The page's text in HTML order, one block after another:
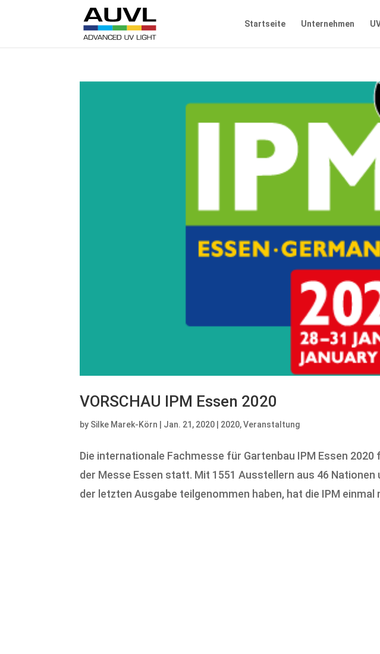
Startseite Unternehmen
VORSCHAU IPM Essen 2020
by Silke Marek-Körn Jan. 21, 2020 2020,Veranstaltung
Die internationale Fachmesse für Gartenbau IPM Essen 2020
der Messe Essen statt. Mit 1551 Ausstellern aus 46 Nationen
der letzten Ausgabe teilgenommen haben, hat die IPM einmal